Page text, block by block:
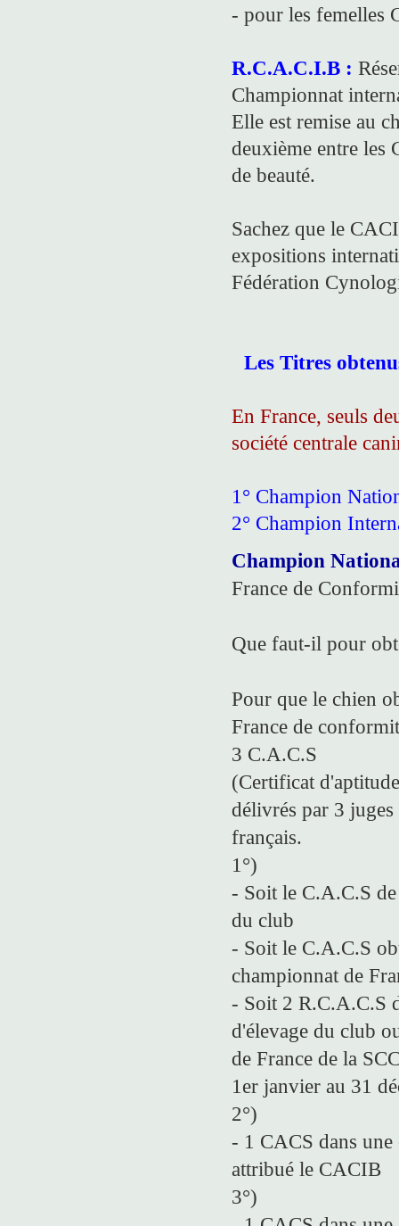
- pour les femelles
R.C.A.C.I.B :
Championnat
Elle est remise au
deuxième entre les
de beauté.
Sachez que le
expositions
Fédération
Les Titres
En France, seuls
société centrale
1° Champion
2° Champion
Champion
France de
Que faut-il pour
Pour que le chien
France de
3 C.A.C.S
(Certificat
délivrés par 3
français.
1°)
- Soit le C.A.C.S
du club
- Soit le C.A.C.S
championnat de
- Soit 2 R.C.A.C.S
d'élevage du club
de France de la
1er janvier au 31
2°)
- 1 CACS dans
attribué le CACIB
3°)